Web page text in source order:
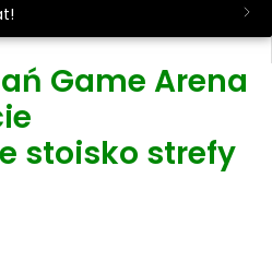
Game Arena
stoisko strefy